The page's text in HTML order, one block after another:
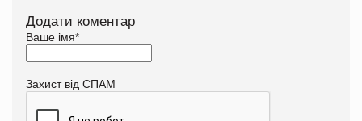
Додати коментар
Ваше імя*
Захист від СПАМ